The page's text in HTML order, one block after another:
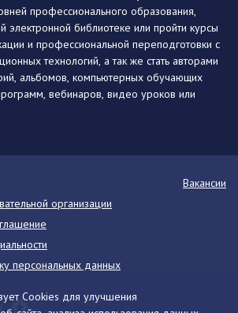
Cookies для улучшения
профессионального образования,
электронной библиотеке или пройти курсы
и профессиональной переподготовки с
технологий, а так же стать авторами
альбомов, компьютерных обучающих
вебинаров, видео уроков или
Вакансии
организации
персональных данных